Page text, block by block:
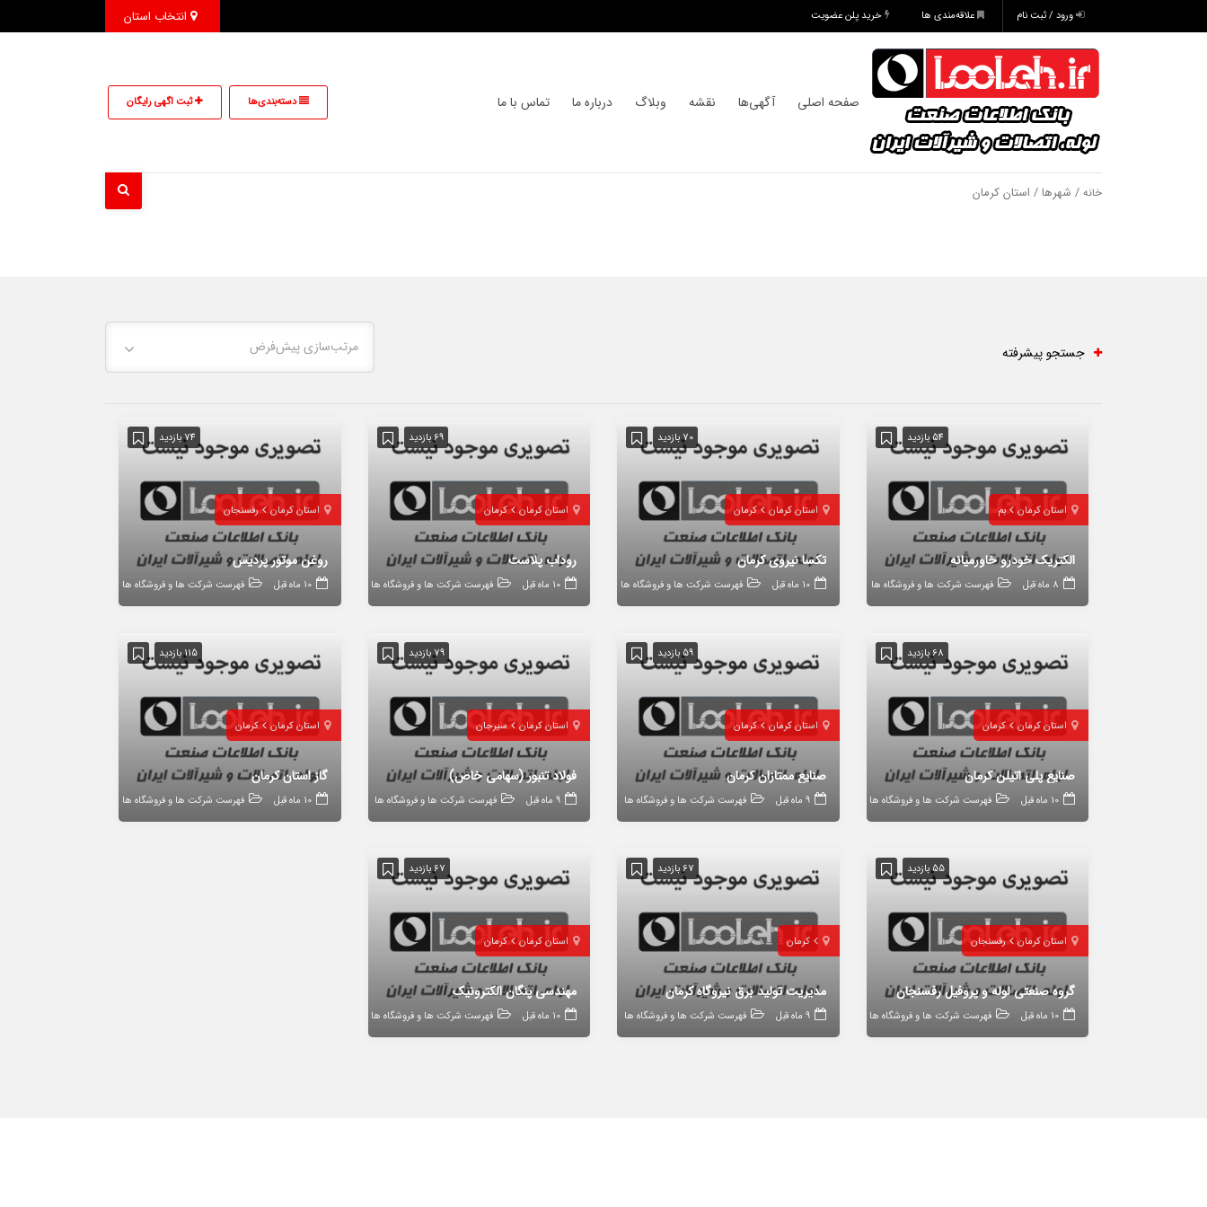
ورود / ثبت نام علاقه‌مندی ها خرید پلن عضویت
صفحه اصلی آگهی‌ها نقشه وبلاگ درباره ما تماس با ما دسته‌بندی‌ها ثبت اگهی رایگان
خانه / شهرها / استان کرمان
مرتب‌سازی پیش‌فرض جستجو پیشرفته
54 بازدید
استان کرمان بم
الکتریک خودرو خاورمیانه
8 ماه قبل فهرست شرکت ها و فروشگاه ها
70 بازدید
استان کرمان کرمان
تکسا نیروی کرمان
10 ماه قبل فهرست شرکت ها و فروشگاه ها
69 بازدید
استان کرمان کرمان
روداب پلاست
10 ماه قبل فهرست شرکت ها و فروشگاه ها
74 بازدید
استان کرمان رفسنجان
روغن موتور پردیس
10 ماه قبل فهرست شرکت ها و فروشگاه ها
68 بازدید
استان کرمان کرمان
صنایع پلی اتیلن کرمان
10 ماه قبل فهرست شرکت ها و فروشگاه ها
59 بازدید
استان کرمان کرمان
صنایع ممتازان کرمان
9 ماه قبل فهرست شرکت ها و فروشگاه ها
79 بازدید
استان کرمان سیرجان
فولاد تنبور (سهامی خاص)
9 ماه قبل فهرست شرکت ها و فروشگاه ها
115 بازدید
استان کرمان کرمان
گاز استان کرمان
10 ماه قبل فهرست شرکت ها و فروشگاه ها
55 بازدید
استان کرمان رفسنجان
گروه صنعتی لوله و پروفیل رفسنجان
10 ماه قبل فهرست شرکت ها و فروشگاه ها
67 بازدید
کرمان
مدیریت تولید برق نیروگاه کرمان
9 ماه قبل فهرست شرکت ها و فروشگاه ها
67 بازدید
استان کرمان کرمان
مهندسی پنگان الکترونیک
10 ماه قبل فهرست شرکت ها و فروشگاه ها